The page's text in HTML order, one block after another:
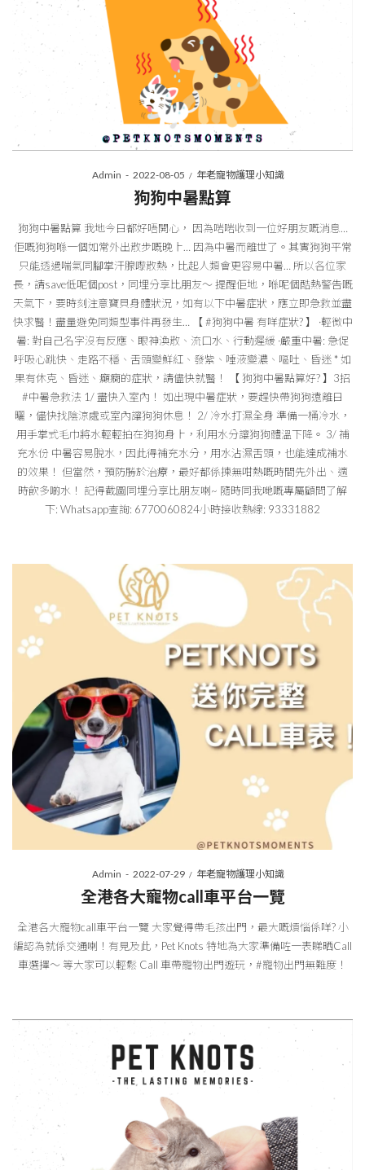
ByAdmin
Posted
on
2022-08-05
Posted
in
年老寵物護理小知識
狗狗中暑點算
狗狗中暑點算 我地今日都好唔開心， 因為啱啱收到一位好朋友嘅消息…
佢嘅狗狗喺一個如常外出散步嘅晚上… 因為中暑而離世了。其實狗狗平常
只能透過喘氣同腳掌汗腺嚟散熱​，比起人類會更容易中暑… 所以各位家
長，請save低呢個post，同埋分享比朋友～ 提醒佢地，喺呢個酷熱警告嘅
天氣下，要時刻注意寶貝身體狀況​，如有以下中暑症狀，​應立即急救並盡
快求醫！盡量避免同類型事件再發生… 【 #狗狗中暑 有咩症狀? 】 ·輕微中
暑: 對自己名字沒有反應、眼神渙散、流口水、行動遲緩 ·嚴重中暑: 急促
呼吸心跳快、走路不穩、舌頭變鮮紅、發紫、唾液變濃、嘔吐、昏迷 * 如
果有休克、昏迷、癲癇的症狀，請儘快就醫！ 【 狗狗中暑點算好? 】3招
#中暑急救法 1/ 盡快入室內！ 如出現中暑症狀，要趕快帶狗狗遠離日
曬，儘快找陰涼處或室內讓狗狗休息！ 2/ 冷水打濕全身 準備一桶冷水，
用手掌式毛巾將水輕輕拍在狗狗身上，利用水分讓狗狗體溫下降。 3/ 補
充水份 中暑容易脫水，因此得補充水分，用水沾濕舌頭，也能達成補水
的效果！ 但當然，預防勝於治療，最好都係揀無咁熱嘅時間先外出、適
時飲多啲水！ 記得截圖同埋分享比朋友喇~ 隨時同我哋嘅專屬顧問了解
下: Whatsapp查詢: 6770060824小時接收熱線: 93331882
ByAdmin
Posted
on
2022-07-29
Posted
in
年老寵物護理小知識
全港各大寵物call車平台一覽
全港各大寵物call車平台一覽 大家覺得帶毛孩出門，最大嘅煩惱係咩? 小
編認為就係交通喇！有見及此，Pet Knots 特地為大家準備咗一表睇晒Call
車選擇～ 等大家可以輕鬆 Call 車帶寵物出門遊玩，#寵物出門無難度！